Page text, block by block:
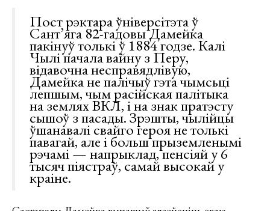
Пост рэктара ўніверсітэта ў
Сант’яга 82-гадовы Дамейка
пакінуў толькі ў 1884 годзе. Калі
Чылі пачала вайну з Перу,
відавочна несправядлівую,
Дамейка не палічыў гэта чымсьці
лепшым, чым расійская палітыка
на землях ВКЛ, і на знак пратэсту
сышоў з пасады. Зрэшты, чылійцы
ўшанавалі свайго героя не толькі
павагай, але і больш прыземленымі
рэчамі — напрыклад, пенсіяй у 6
тысяч піястраў, самай высокай у
краіне.